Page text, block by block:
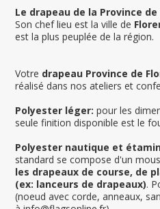
Le drapeau de la Province de
Son chef lieu est la ville de
est la plus peuplée de la région.
Votre drapeau Province de
réalisé dans nos ateliers et
Polyester léger: pour les
seule finition disponible est le
Polyester nautique et
standard se compose d'un
les drapeaux de course, de
(ex: lanceurs de drapeaux).
(noeud avec corde, anneaux,